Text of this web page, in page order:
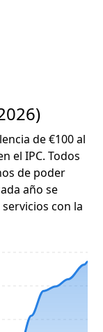
de €100 al
el IPC. Todos
de poder
año se
con la